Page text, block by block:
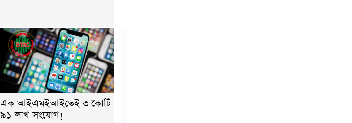
এক আইএমইআইতেই ৩ কোটি
৯১ লাখ সংযোগ!